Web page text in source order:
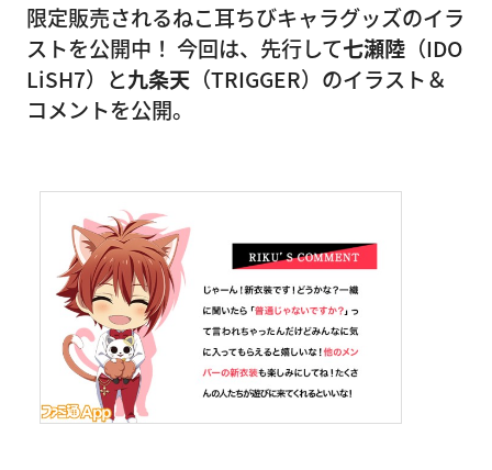
限定販売されるねこ耳ちびキャラグッズのイラ
ストを公開中！ 今回は、先行して七瀬陸 （IDO
LiSH7）と九条天 （TRIGGER）のイラスト＆
コメントを公開。